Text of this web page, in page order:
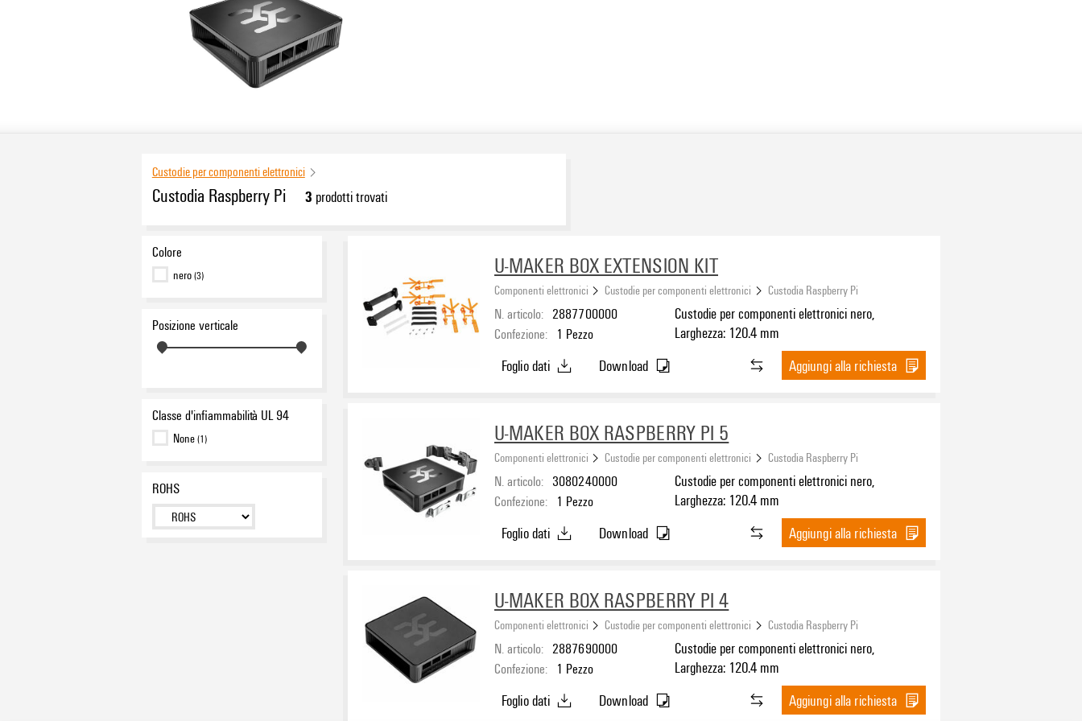
Custodie per componenti elettronici
Custodia Raspberry Pi 3 prodotti trovati
Colore
nero(3)
Posizione verticale
Classe d'infiammabilità UL 94
None(1)
ROHS
U-MAKER BOX EXTENSION KIT
Componenti elettronici Custodie per componenti elettronici Custodia Raspberry Pi
N. articolo: 2887700000
Confezione: 1 Pezzo
Custodie per componenti elettronici nero,
Larghezza: 120.4 mm
Foglio dati Download Aggiungi alla richiesta
U-MAKER BOX RASPBERRY PI 5
Componenti elettronici Custodie per componenti elettronici Custodia Raspberry Pi
N. articolo: 3080240000
Confezione: 1 Pezzo
Custodie per componenti elettronici nero,
Larghezza: 120.4 mm
Foglio dati Download Aggiungi alla richiesta
U-MAKER BOX RASPBERRY PI 4
Componenti elettronici Custodie per componenti elettronici Custodia Raspberry Pi
N. articolo: 2887690000
Confezione: 1 Pezzo
Custodie per componenti elettronici nero,
Larghezza: 120.4 mm
Foglio dati Download Aggiungi alla richiesta